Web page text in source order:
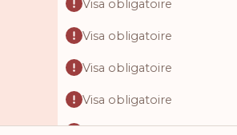
Visa obligatoire
Visa obligatoire
Visa obligatoire
Visa obligatoire